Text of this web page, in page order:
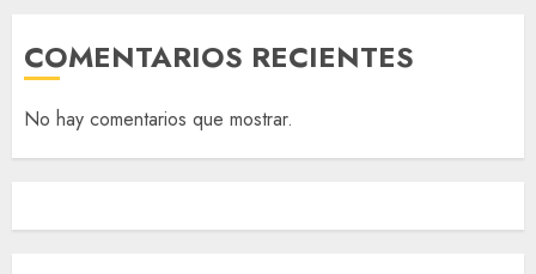
COMENTARIOS RECIENTES
No hay comentarios que mostrar.